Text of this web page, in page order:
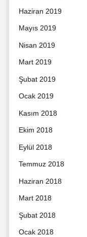
Haziran 2019
Mayıs 2019
Nisan 2019
Mart 2019
Şubat 2019
Ocak 2019
Kasım 2018
Ekim 2018
Eylül 2018
Temmuz 2018
Haziran 2018
Mart 2018
Şubat 2018
Ocak 2018